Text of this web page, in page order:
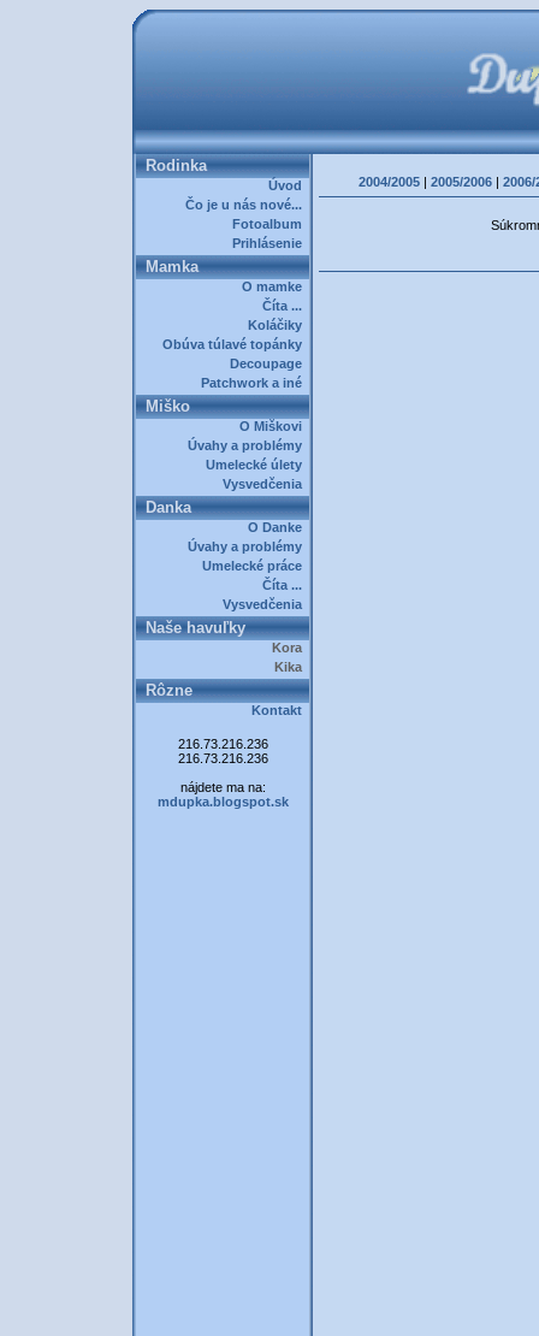
Rodinka
Úvod
Čo je u nás nové...
Fotoalbum
Prihlásenie
Mamka
O mamke
Číta ...
Koláčiky
Obúva túlavé topánky
Decoupage
Patchwork a iné
Miško
O Miškovi
Úvahy a problémy
Umelecké úlety
Vysvedčenia
Danka
O Danke
Úvahy a problémy
Umelecké práce
Číta ...
Vysvedčenia
Naše havuľky
Kora
Kika
Rôzne
Kontakt
216.73.216.236
216.73.216.236
nájdete ma na:
mdupka.blogspot.sk
2004/2005 | 2005/2006 | 2006/